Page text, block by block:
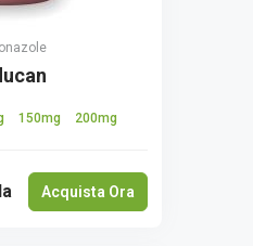
150mg 200mg
Acquista Ora